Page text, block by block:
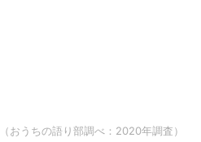
（おうちの語り部調べ：2020年調査）